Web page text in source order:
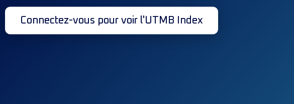
Connectez-vous pour voir l'UTMB Index